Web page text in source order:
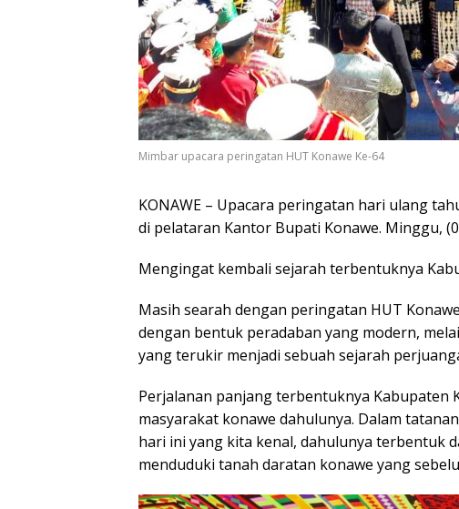
Mimbar upacara peringatan HUT Konawe Ke-64
KONAWE – Upacara peringatan hari ulang
di pelataran Kantor Bupati Konawe. Minggu,
Mengingat kembali sejarah terbentuknya
Masih searah dengan peringatan HUT
dengan bentuk peradaban yang modern,
yang terukir menjadi sebuah sejarah
Perjalanan panjang terbentuknya Kabupaten
masyarakat konawe dahulunya. Dalam
hari ini yang kita kenal, dahulunya terbentuk
menduduki tanah daratan konawe yang